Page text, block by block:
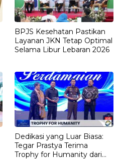
BPJS Kesehatan Pastikan
Layanan JKN Tetap Optimal
Selama Libur Lebaran 2026
Dedikasi yang Luar Biasa:
Tegar Prastya Terima
Trophy for Humanity dari